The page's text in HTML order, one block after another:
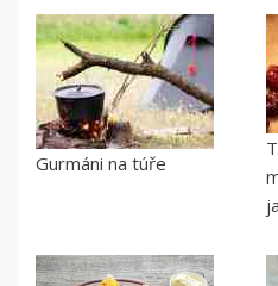
Gurmáni na túře